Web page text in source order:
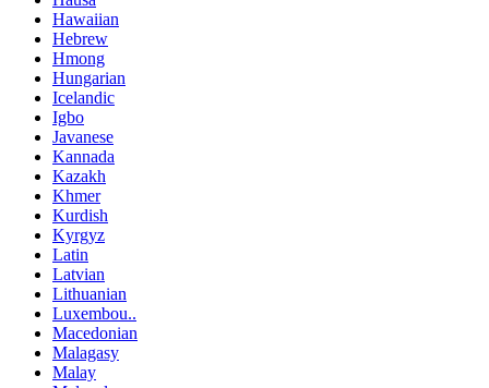
Hawaiian
Hebrew
Hmong
Hungarian
Icelandic
Igbo
Javanese
Kannada
Kazakh
Khmer
Kurdish
Kyrgyz
Latin
Latvian
Lithuanian
Luxembou..
Macedonian
Malagasy
Malay